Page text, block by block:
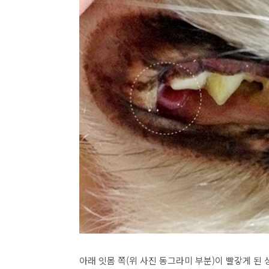
아래 잇몸 쪽(위 사진 동그라미 부분)이 빨갛게 된